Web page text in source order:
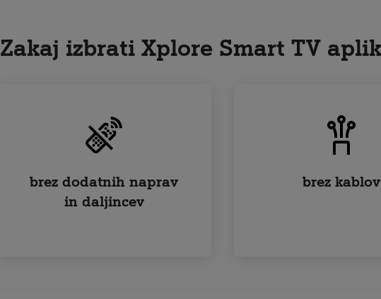
Zakaj izbrati Xplore Smart TV
brez dodatnih naprav
in daljincev
brez kablov